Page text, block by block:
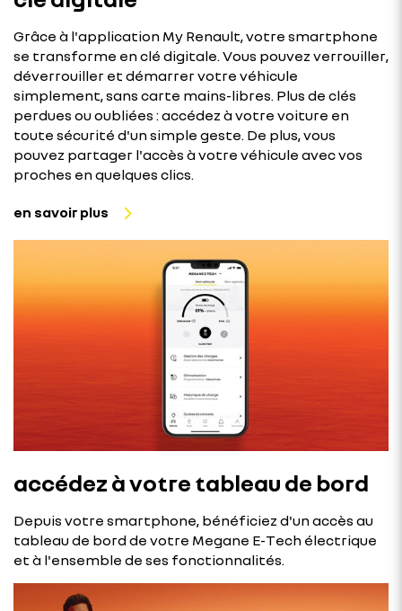
Grâce à l'application My Renault, votre smartphone
se transforme en clé digitale. Vous pouvez verrouiller,
déverrouiller et démarrer votre véhicule
simplement, sans carte mains-libres. Plus de clés
perdues ou oubliées : accédez à votre voiture en
toute sécurité d'un simple geste. De plus, vous
pouvez partager l'accès à votre véhicule avec vos
proches en quelques clics.
en savoir plus
accédez à votre tableau de bord
Depuis votre smartphone, bénéficiez d'un accès au
tableau de bord de votre Megane E-Tech électrique
et à l'ensemble de ses fonctionnalités.